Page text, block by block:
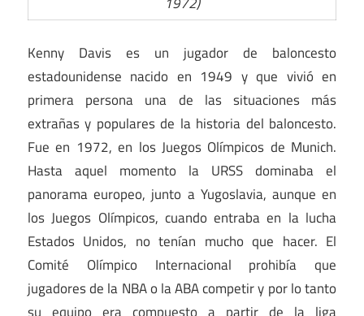
Kenny Davis es un jugador de baloncesto
estadounidense nacido en 1949 y que vivió en
primera persona una de las situaciones más
extrañas y populares de la historia del baloncesto.
Fue en 1972, en los Juegos Olímpicos de Munich.
Hasta aquel momento la URSS dominaba el
panorama europeo, junto a Yugoslavia, aunque en
los Juegos Olímpicos, cuando entraba en la lucha
Estados Unidos, no tenían mucho que hacer. El
Comité Olímpico Internacional prohibía que
jugadores de la NBA o la ABA competir y por lo tanto